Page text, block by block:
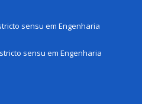
sensu em Engenharia
sensu em Engenharia